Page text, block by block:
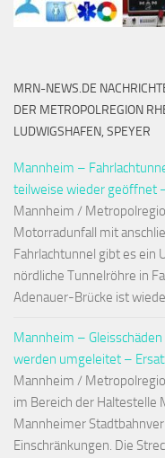
MRN-NEWS.DE
DER METROPOLREGION
LUDWIGSHAFEN, SPEYER
Mannheim –
teilweise wieder geöffnet
Mannheim /
Motorradunfall mit
Fahrlachtunnel gibt es ein
nördliche Tunnelröhre in
Adenauer-Brücke ist
Mannheim –
werden umgeleitet –
Mannheim /
im Bereich der
Mannheimer
Einschränkungen. Die